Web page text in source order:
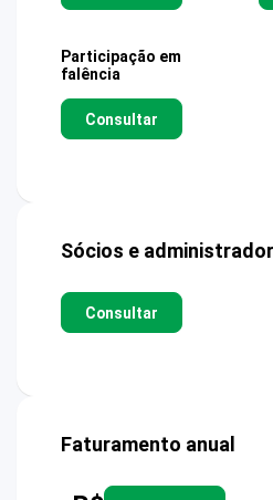
Participação em
falência
Consultar
Sócios e
Consultar
Faturamento anual